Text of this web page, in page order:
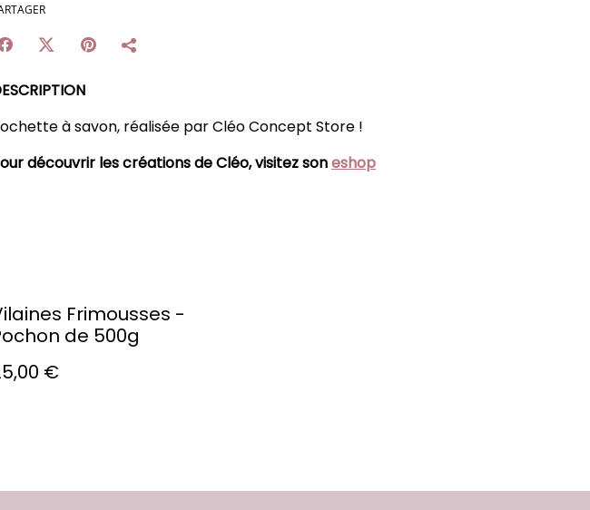
à savon, réalisée par Cléo Concept Store !
découvrir les créations de Cléo, visitez soneshop
Frimousses -
de 500g
€